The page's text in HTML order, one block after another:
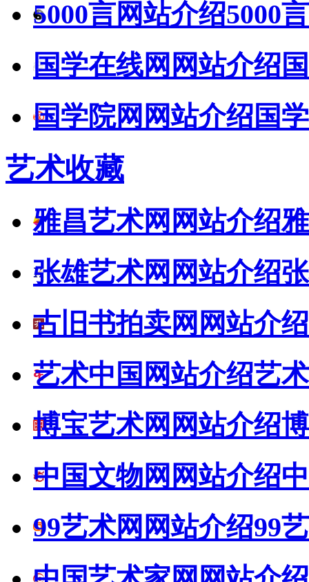
5000言网站介绍5000言
国学在线网网站介绍
国学院网网站介绍国
艺术收藏
雅昌艺术网网站介绍
张雄艺术网网站介绍
古旧书拍卖网网站介绍
艺术中国网站介绍艺
博宝艺术网网站介绍
中国文物网网站介绍
99艺术网网站介绍99